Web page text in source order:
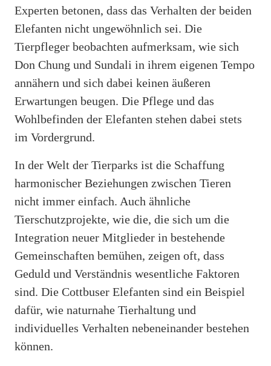
Experten betonen, dass das Verhalten der beiden
Elefanten nicht ungewöhnlich sei. Die
Tierpfleger beobachten aufmerksam, wie sich
Don Chung und Sundali in ihrem eigenen Tempo
annähern und sich dabei keinen äußeren
Erwartungen beugen. Die Pflege und das
Wohlbefinden der Elefanten stehen dabei stets
im Vordergrund.
In der Welt der Tierparks ist die Schaffung
harmonischer Beziehungen zwischen Tieren
nicht immer einfach. Auch ähnliche
Tierschutzprojekte, wie die, die sich um die
Integration neuer Mitglieder in bestehende
Gemeinschaften bemühen, zeigen oft, dass
Geduld und Verständnis wesentliche Faktoren
sind. Die Cottbuser Elefanten sind ein Beispiel
dafür, wie naturnahe Tierhaltung und
individuelles Verhalten nebeneinander bestehen
können.